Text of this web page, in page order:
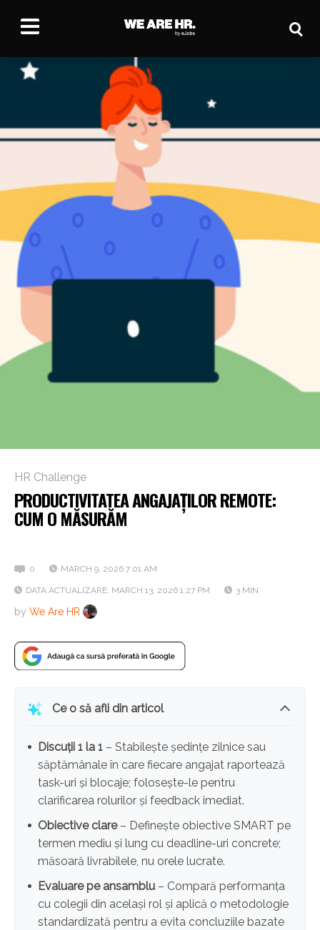
HR Challenge
PRODUCTIVITATEA ANGAJAȚILOR REMOTE:
CUM O MĂSURĂM
0 MARCH 9, 2026 7:01 AM
DATA ACTUALIZARE: MARCH 13, 2026 1:27 PM 3 MIN
by We Are HR
Ce o să afli din articol
Discuții 1 la 1 – Stabilește ședințe zilnice sau
săptămânale în care fiecare angajat raportează
task-uri și blocaje; folosește-le pentru
clarificarea rolurilor și feedback imediat.
Obiective clare– Definește obiective SMART pe
termen mediu și lung cu deadline-uri concrete;
măsoară livrabilele, nu orele lucrate.
Evaluare pe ansamblu – Compară performanța
cu colegii din același rol și aplică o metodologie
standardizată pentru a evita concluziile bazate